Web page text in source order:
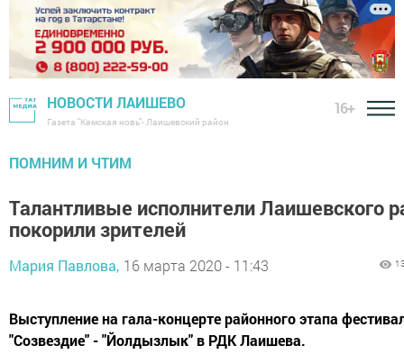
НОВОСТИ ЛАИШЕВО
Газета "Камская новь"- Лаишевский район
16+
ПОМНИМ И ЧТИМ
Талантливые исполнители Лаишевского
покорили зрителей
Мария Павлова, 16 марта 2020 - 11:43
Выступление на гала-концерте районного этапа
"Созвездие" - "Йолдызлык" в РДК Лаишева.